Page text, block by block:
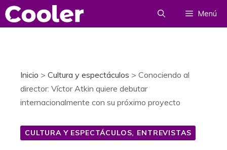
Saltar
al
Menú
Inicio > Cultura y espectáculos > Conociendo al
director: Víctor Atkin quiere debutar
internacionalmente con su próximo proyecto
CULTURA Y ESPECTÁCULOS, ENTREVISTAS